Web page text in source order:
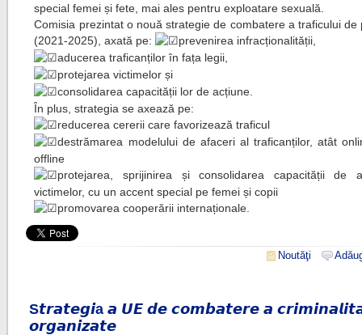
special femei și fete, mai ales pentru exploatare sexuală.
Comisia prezintat o nouă strategie de combatere a traficului de
(2021-2025), axată pe:
prevenirea infracționalității,
aducerea traficanților în fața legii,
protejarea victimelor și
consolidarea capacității lor de acțiune.
În plus, strategia se axează pe:
reducerea cererii care favorizează traficul
destrămarea modelului de afaceri al traficanților, atât
offline
protejarea, sprijinirea și consolidarea capacității de
victimelor, cu un accent special pe femei și copii
promovarea cooperării internaționale.
Noutăţi
S𝙩𝙧𝙖𝙩𝙚𝙜𝙞a 𝙖 𝙐𝙀 𝙙𝙚 𝙘𝙤𝙢𝙗𝙖𝙩𝙚𝙧𝙚 𝙖
𝙤𝙧𝙜𝙖𝙣𝙞𝙯𝙖𝙩𝙚